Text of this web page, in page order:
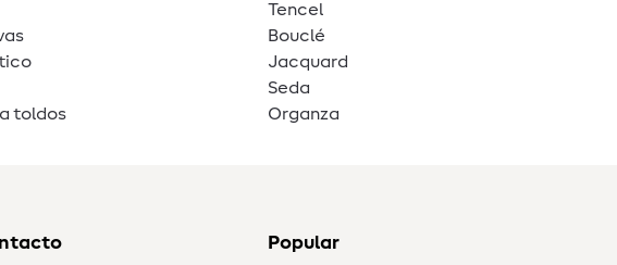
toldos
Tencel
Bouclé
Jacquard
Seda
Organza
Popular